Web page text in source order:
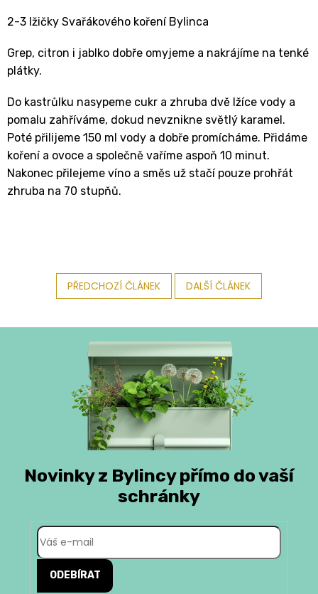
2-3 lžičky Svařákového koření Bylinca
Grep, citron i jablko dobře omyjeme a nakrájíme na tenké
plátky.
Do kastrůlku nasypeme cukr a zhruba dvě lžíce vody a
pomalu zahříváme, dokud nevznikne světlý karamel.
Poté přilijeme 150 ml vody a dobře promícháme. Přidáme
koření a ovoce a společně vaříme aspoň 10 minut.
Nakonec přilejeme víno a směs už stačí pouze prohřát
zhruba na 70 stupňů.
PŘEDCHOZÍ ČLÁNEK DALŠÍ ČLÁNEK
Novinky z Bylincy přímo do vaší
schránky
ODEBÍRAT